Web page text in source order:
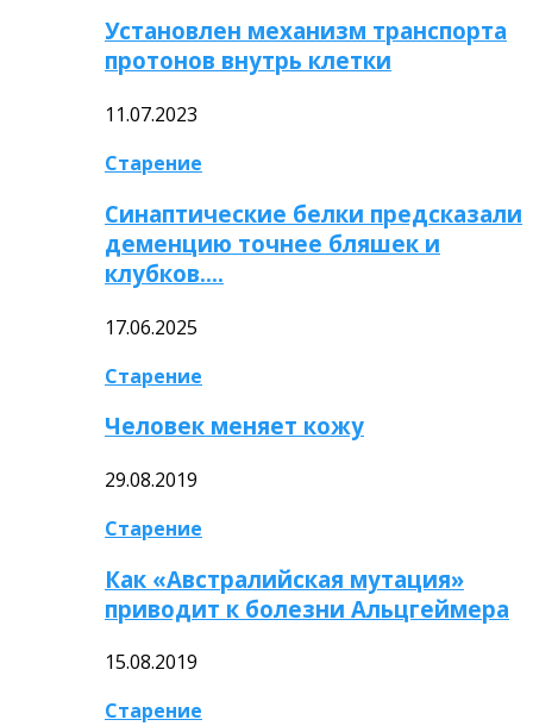
Установлен механизм транспорта
протонов внутрь клетки
11.07.2023
Старение
Синаптические белки предсказали
деменцию точнее бляшек и
клубков….
17.06.2025
Старение
Человек меняет кожу
29.08.2019
Старение
Как «Австралийская мутация»
приводит к болезни Альцгеймера
15.08.2019
Старение